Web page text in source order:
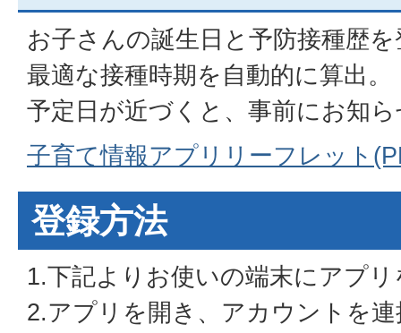
お子さんの誕生日と予防接種歴
最適な接種時期を自動的に算出。
予定日が近づくと、事前にお知
子育て情報アプリリーフレット
登録方法
1.下記よりお使いの端末にアプ
2.アプリを開き、アカウントを